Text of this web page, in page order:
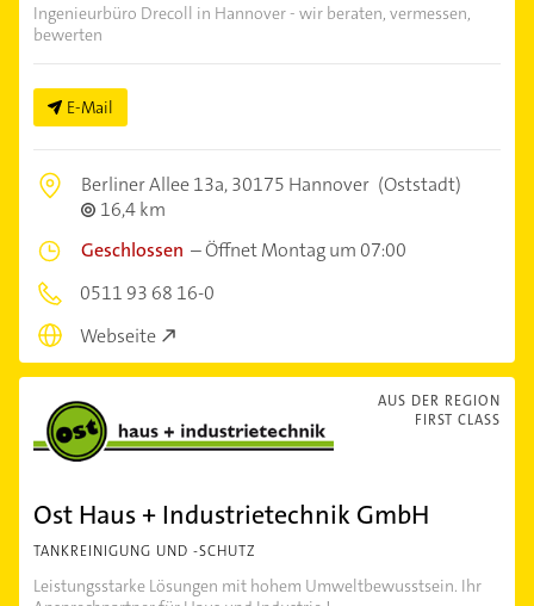
Ingenieurbüro Drecoll in Hannover - wir beraten, vermessen,
bewerten
E-Mail
Berliner Allee 13a,30175 Hannover (Oststadt)
16,4 km
Geschlossen –Öffnet Montag um 07:00
0511 93 68 16-0
Webseite
AUS DER REGION
FIRST CLASS
Ost Haus + Industrietechnik GmbH
TANKREINIGUNG UND -SCHUTZ
Leistungsstarke Lösungen mit hohem Umweltbewusstsein. Ihr